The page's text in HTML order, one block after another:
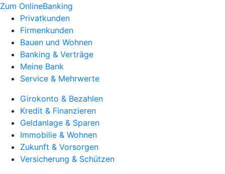
Zum OnlineBanking
Privatkunden
Firmenkunden
Bauen und Wohnen
Banking & Verträge
Meine Bank
Service & Mehrwerte
Girokonto & Bezahlen
Kredit & Finanzieren
Geldanlage & Sparen
Immobilie & Wohnen
Zukunft & Vorsorgen
Versicherung & Schützen